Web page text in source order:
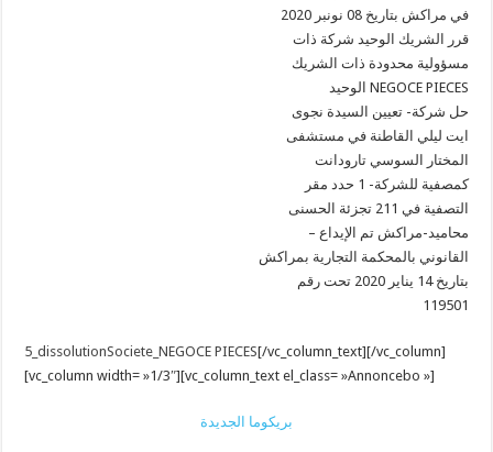
في مراكش بتاريخ 08 نونبر 2020
قرر الشريك الوحيد شركة ذات
مسؤولية محدودة ذات الشريك
الوحيد NEGOCE PIECES
حل شركة- تعيين السيدة نجوى
ايت ليلي القاطنة في مستشفى
المختار السوسي تارودانت
كمصفية للشركة- 1 حدد مقر
التصفية في 211 تجزئة الحسنى
– محاميد-مراكش تم الإيداع
القانوني بالمحكمة التجارية بمراكش
بتاريخ 14 يناير 2020 تحت رقم
119501
5_dissolutionSociete_NEGOCE PIECES[/vc_column_text][/vc_column]
[vc_column width= »1/3″][vc_column_text el_class= »Annoncebo »]
بريكوما الجديدة